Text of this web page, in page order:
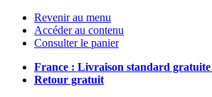
Revenir au menu
Accéder au contenu
Consulter le panier
France : Livraison standard gratuite
Retour gratuit